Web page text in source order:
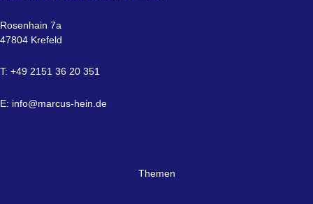
Rosenhain 7a
47804 Krefeld
T: +49 2151 36 20 351
E: info@marcus-hein.de
Themen